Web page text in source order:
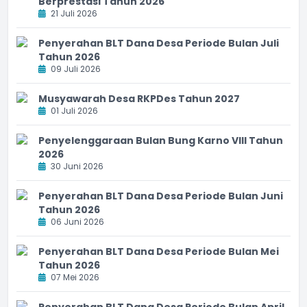
21 Juli 2026
Penyerahan BLT Dana Desa Periode Bulan Juli
Tahun 2026
09 Juli 2026
Musyawarah Desa RKPDes Tahun 2027
01 Juli 2026
Penyelenggaraan Bulan Bung Karno VIII Tahun
2026
30 Juni 2026
Penyerahan BLT Dana Desa Periode Bulan Juni
Tahun 2026
06 Juni 2026
Penyerahan BLT Dana Desa Periode Bulan Mei
Tahun 2026
07 Mei 2026